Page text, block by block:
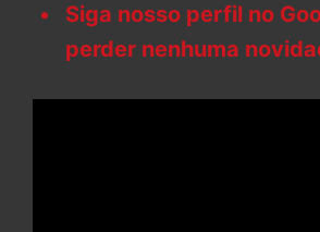
Siga nosso perfil no
perder nenhuma